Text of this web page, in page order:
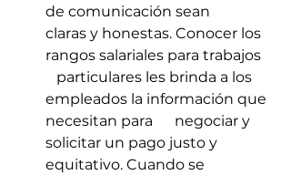
de comunicación sean
claras y honestas. Conocer los
rangos salariales para trabajos
   particulares les brinda a los
empleados la información que
necesitan para      negociar y
solicitar un pago justo y
equitativo. Cuando se